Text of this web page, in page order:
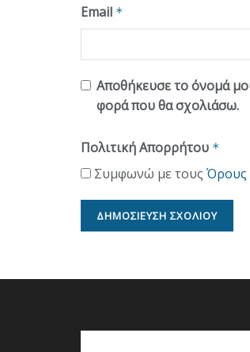
Email *
Αποθήκευσε το όνομά
φορά που θα σχολιάσω.
Πολιτική Απορρήτου *
Συμφωνώ με τους Όρους